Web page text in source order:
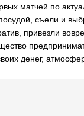
по актуальному
съели и выбросили
вовремя, все
в Санкт-
атмосфера там просто